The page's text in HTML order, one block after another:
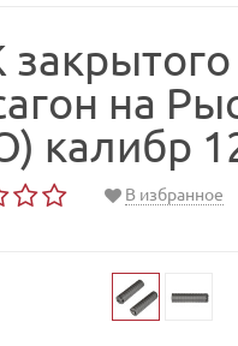
на
калибр
В избранное